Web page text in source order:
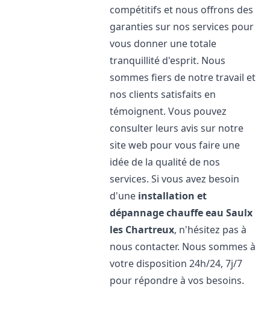
compétitifs et nous offrons des
garanties sur nos services pour
vous donner une totale
tranquillité d'esprit. Nous
sommes fiers de notre travail et
nos clients satisfaits en
témoignent. Vous pouvez
consulter leurs avis sur notre
site web pour vous faire une
idée de la qualité de nos
services. Si vous avez besoin
d'une installation et
dépannage chauffe eau Saulx
les Chartreux, n'hésitez pas à
nous contacter. Nous sommes à
votre disposition 24h/24, 7j/7
pour répondre à vos besoins.